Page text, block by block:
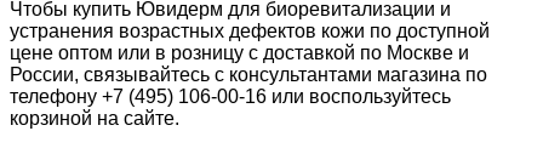
Чтобы купить Ювидерм для биоревитализации и
устранения возрастных дефектов кожи по доступной
цене оптом или в розницу с доставкой по Москве и
России, связывайтесь с консультантами магазина по
телефону +7 (495) 106-00-16 или воспользуйтесь
корзиной на сайте.